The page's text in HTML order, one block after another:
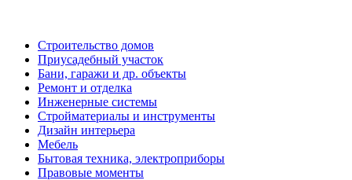
Строительство домов
Приусадебный участок
Бани, гаражи и др. объекты
Ремонт и отделка
Инженерные системы
Стройматериалы и инструменты
Дизайн интерьера
Мебель
Бытовая техника, электроприборы
Правовые моменты